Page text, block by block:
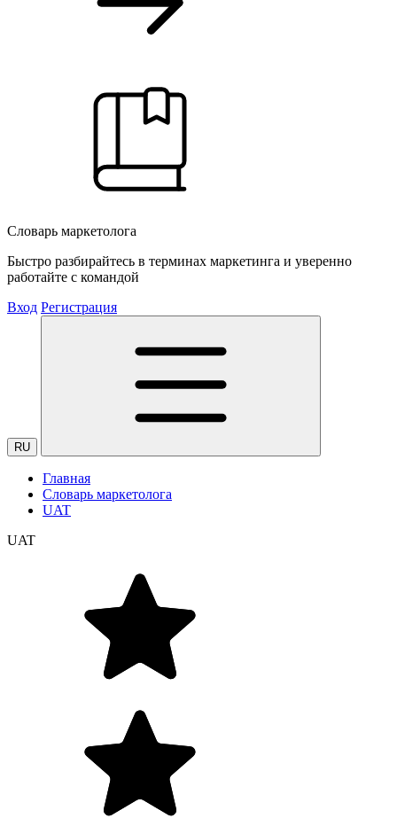
Словарь маркетолога
Быстро разбирайтесь в терминах маркетинга и уверенно
работайте с командой
Вход Регистрация
RU
Главная
Словарь маркетолога
UAT
UAT